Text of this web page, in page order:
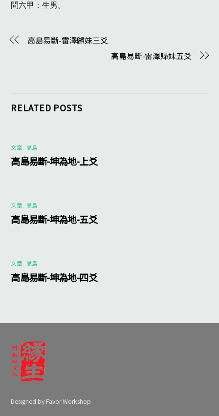
問六甲：生男。
高島易斷-雷澤歸妹三爻
高島易斷-雷澤歸妹五爻
RELATED POSTS
文章 高島
高島易斷-坤為地-上爻
文章 高島
高島易斷-坤為地-五爻
文章 高島
高島易斷-坤為地-四爻
Designed by Favor Workshop